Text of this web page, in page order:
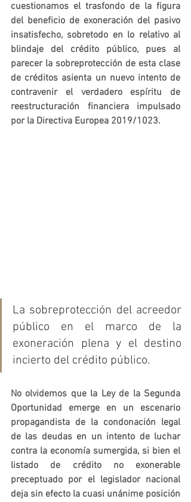
cuestionamos el trasfondo de la figura
del beneficio de exoneración del pasivo
insatisfecho, sobretodo en lo relativo al
blindaje del crédito público, pues al
parecer la sobreprotección de esta clase
de créditos asienta un nuevo intento de
contravenir el verdadero espíritu de
reestructuración financiera impulsado
por la Directiva Europea 2019/1023.
La sobreprotección del acreedor
público en el marco de la
exoneración plena y el destino
incierto del crédito público.
No olvidemos que la Ley de la Segunda
Oportunidad emerge en un escenario
propagandista de la condonación legal
de las deudas en un intento de luchar
contra la economía sumergida, si bien el
listado de crédito no exonerable
preceptuado por el legislador nacional
deja sin efecto la cuasi unánime posición